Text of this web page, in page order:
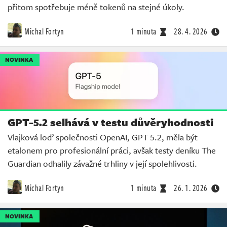
přitom spotřebuje méně tokenů na stejné úkoly.
Michal Fortyn 1 minuta 28. 4. 2026
NOVINKA
GPT-5.2 selhává v testu důvěryhodnosti
Vlajková loď společnosti OpenAI, GPT 5.2, měla být
etalonem pro profesionální práci, avšak testy deníku The
Guardian odhalily závažné trhliny v její spolehlivosti.
Michal Fortyn 1 minuta 26. 1. 2026
NOVINKA